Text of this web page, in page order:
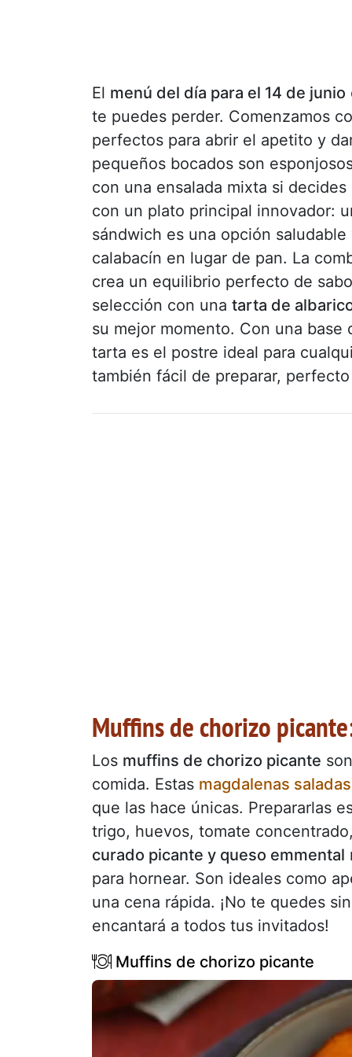
El menú del día para el 14 de junio
te puedes perder. Comenzamos
perfectos para abrir el apetito y
pequeños bocados son
con una ensalada mixta si
con un plato principal innovador:
sándwich es una opción
calabacín en lugar de pan. La
crea un equilibrio perfecto de
selección con una tarta de
su mejor momento. Con una
tarta es el postre ideal para
también fácil de preparar,
Muffins de chorizo
Los muffins de chorizo picante
comida. Estas magdalenas saladas
que las hace únicas. Prepararlas
trigo, huevos, tomate
curado picante y queso emmental
para hornear. Son ideales como
una cena rápida. ¡No te quedes
encantará a todos tus invitados!
Muffins de chorizo picante